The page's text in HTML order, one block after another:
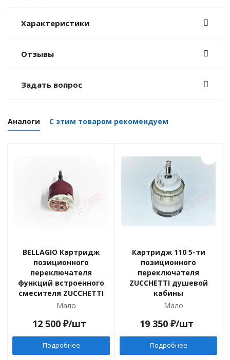
Характеристики
Отзывы
Задать вопрос
Аналоги С этим товаром рекомендуем
BELLAGIO Картридж
позиционного
переключателя
функций встроенного
смесителя ZUCCHETTI
Мало
12 500 ₽/шт
Подробнее
Картридж 110 5-ти
позиционного
переключателя
ZUCCHETTI душевой
кабины
Мало
19 350 ₽/шт
Подробнее